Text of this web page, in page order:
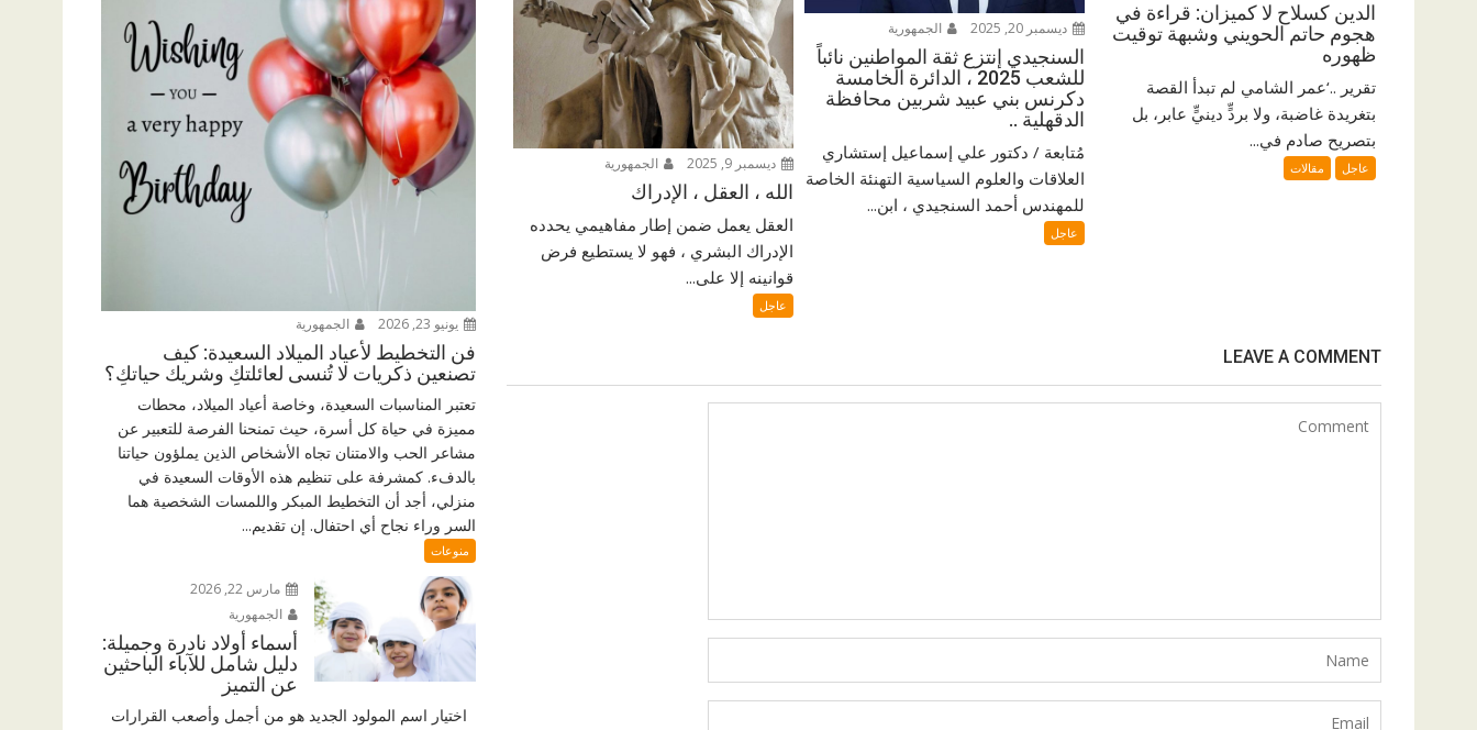
الدين كسلاح لا كميزان: قراءة في
هجوم حاتم الحويني وشبهة توقيت
ظهوره
تقرير ..‘عمر الشامي لم تبدأ القصة
بتغريدة غاضبة، ولا بردٍّ دينيٍّ عابر، بل
بتصريح صادم في...
عاجل مقالات
ديسمبر 20, 2025 الجمهورية
السنجيدي إنتزع ثقة المواطنين نائباً
للشعب 2025 ، الدائرة الخامسة
دكرنس بني عبيد شربين محافظة
الدقهلية ..
مُتابعة / دكتور علي إسماعيل إستشاري
العلاقات والعلوم السياسية التهنئة الخاصة
للمهندس أحمد السنجيدي ، ابن...
عاجل
ديسمبر 9, 2025 الجمهورية
الله ، العقل ، الإدراك
العقل يعمل ضمن إطار مفاهيمي يحدده
الإدراك البشري ، فهو لا يستطيع فرض
قوانينه إلا على...
عاجل
LEAVE A COMMENT
يونيو 23, 2026 الجمهورية
فن التخطيط لأعياد الميلاد السعيدة: كيف
تصنعين ذكريات لا تُنسى لعائلتكِ وشريك حياتكِ؟
تعتبر المناسبات السعيدة، وخاصة أعياد الميلاد، محطات
مميزة في حياة كل أسرة، حيث تمنحنا الفرصة للتعبير عن
مشاعر الحب والامتنان تجاه الأشخاص الذين يملؤون حياتنا
بالدفء. كمشرفة على تنظيم هذه الأوقات السعيدة في
منزلي، أجد أن التخطيط المبكر واللمسات الشخصية هما
السر وراء نجاح أي احتفال. إن تقديم...
منوعات
مارس 22, 2026
الجمهورية
أسماء أولاد نادرة وجميلة:
دليل شامل للآباء الباحثين
عن التميز
اختيار اسم المولود الجديد هو من أجمل وأصعب القرارات